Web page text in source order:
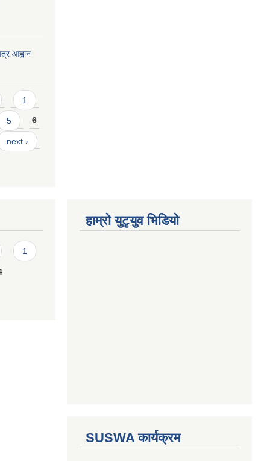
आह्वान
1
5 6
next ›
1
हाम्राे युटृयुव भिडियाे
SUSWA कार्यक्रम